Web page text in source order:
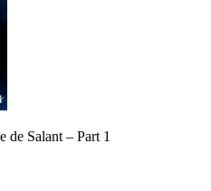
de Salant – Part 1